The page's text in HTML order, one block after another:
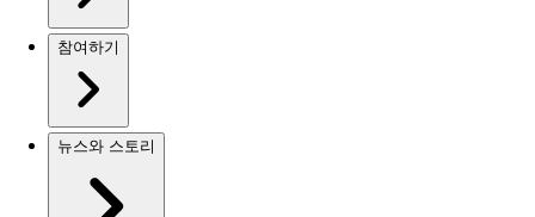
참여하기
뉴스와 스토리